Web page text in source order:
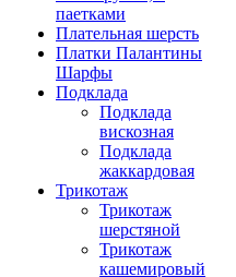
паетками
Плательная шерсть
Платки Палантины
Шарфы
Подклада
Подклада
вискозная
Подклада
жаккардовая
Трикотаж
Трикотаж
шерстяной
Трикотаж
кашемировый